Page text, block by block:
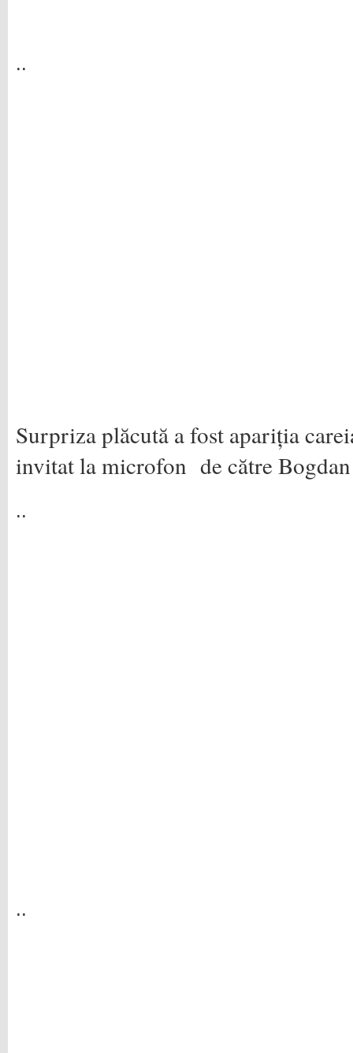
..
Surpriza plăcută a fost apariția
invitat la microfon de către Bogdan
..
..